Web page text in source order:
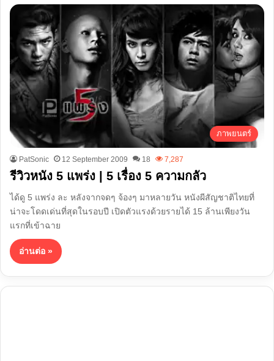
ภาพยนตร์
PatSonic 12 September 2009 18 7,287
รีวิวหนัง 5 แพร่ง | 5 เรื่อง 5 ความกลัว
ได้ดู 5 แพร่ง ละ หลังจากจดๆ จ้องๆ มาหลายวัน หนังผีสัญชาติไทยที่
น่าจะโดดเด่นที่สุดในรอบปี เปิดตัวแรงด้วยรายได้ 15 ล้านเพียงวัน
แรกที่เข้าฉาย
อ่านต่อ »